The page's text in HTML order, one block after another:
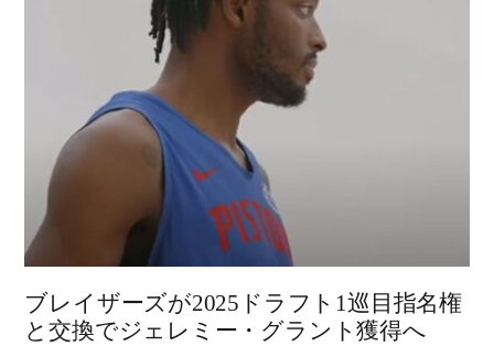
ブレイザーズが2025ドラフト1巡目指名権
と交換でジェレミー・グラント獲得へ